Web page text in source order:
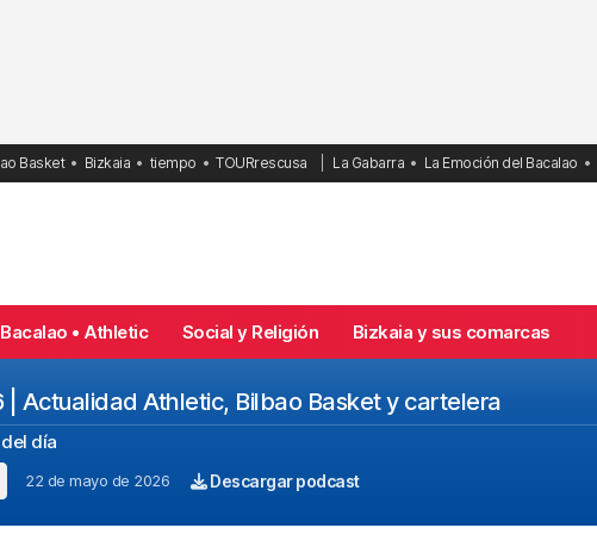
Basket Bizkaia tiempo TOURrescusa La Gabarra La Emoción del Bacalao
Bacalao • Athletic Social y Religión Bizkaia y sus comarcas
| Actualidad Athletic, Bilbao Basket y cartelera
día
22 de mayo de 2026 Descargar podcast